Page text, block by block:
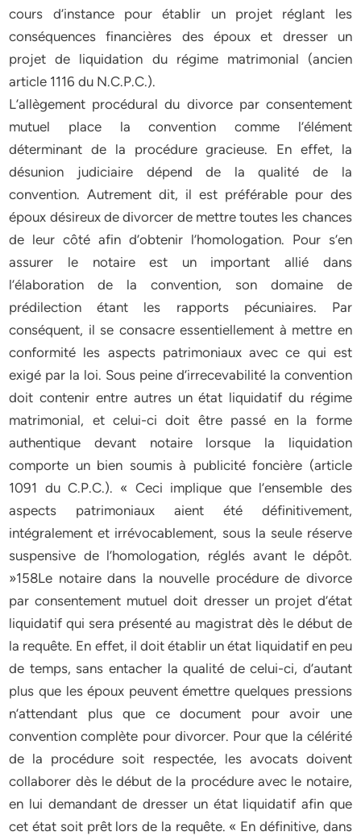
cours d’instance pour établir un projet réglant les
conséquences financières des époux et dresser un
projet de liquidation du régime matrimonial (ancien
article 1116 du N.C.P.C.).
L’allègement procédural du divorce par consentement
mutuel place la convention comme l’élément
déterminant de la procédure gracieuse. En effet, la
désunion judiciaire dépend de la qualité de la
convention. Autrement dit, il est préférable pour des
époux désireux de divorcer de mettre toutes les chances
de leur côté afin d’obtenir l’homologation. Pour s’en
assurer le notaire est un important allié dans
l’élaboration de la convention, son domaine de
prédilection étant les rapports pécuniaires. Par
conséquent, il se consacre essentiellement à mettre en
conformité les aspects patrimoniaux avec ce qui est
exigé par la loi. Sous peine d’irrecevabilité la convention
doit contenir entre autres un état liquidatif du régime
matrimonial, et celui-ci doit être passé en la forme
authentique devant notaire lorsque la liquidation
comporte un bien soumis à publicité foncière (article
1091 du C.P.C.). « Ceci implique que l’ensemble des
aspects patrimoniaux aient été définitivement,
intégralement et irrévocablement, sous la seule réserve
suspensive de l’homologation, réglés avant le dépôt.
»158Le notaire dans la nouvelle procédure de divorce
par consentement mutuel doit dresser un projet d’état
liquidatif qui sera présenté au magistrat dès le début de
la requête. En effet, il doit établir un état liquidatif en peu
de temps, sans entacher la qualité de celui-ci, d’autant
plus que les époux peuvent émettre quelques pressions
n’attendant plus que ce document pour avoir une
convention complète pour divorcer. Pour que la célérité
de la procédure soit respectée, les avocats doivent
collaborer dès le début de la procédure avec le notaire,
en lui demandant de dresser un état liquidatif afin que
cet état soit prêt lors de la requête. « En définitive, dans